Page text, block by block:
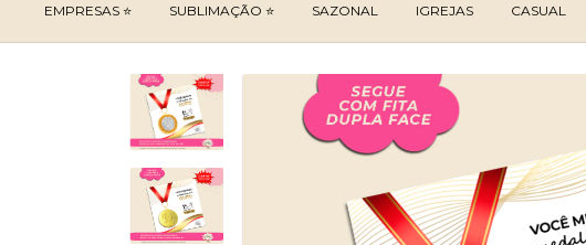
EMPRESAS ⭐ SUBLIMAÇÃO ⭐ SAZONAL IGREJAS CASUAL